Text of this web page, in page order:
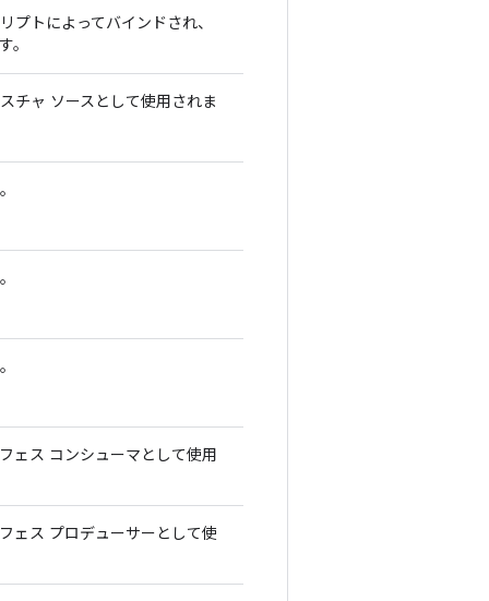
プトによってバインドされ、
。
チャ ソースとして使用されま
ェス コンシューマとして使用
ェス プロデューサーとして使